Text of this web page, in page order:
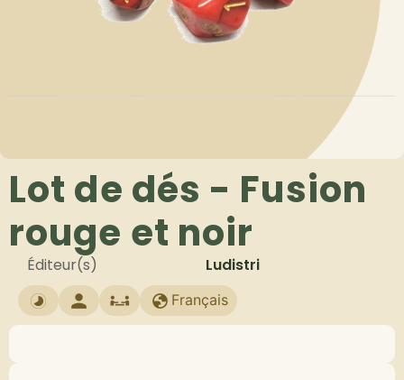
Lot de dés - Fusion
rouge et noir
Éditeur(s) Ludistri
Français